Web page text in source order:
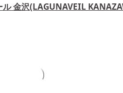
ル 金沢(LAGUNAVEIL